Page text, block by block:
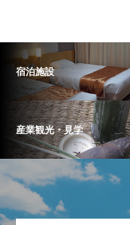
宿泊施設
産業観光・見学